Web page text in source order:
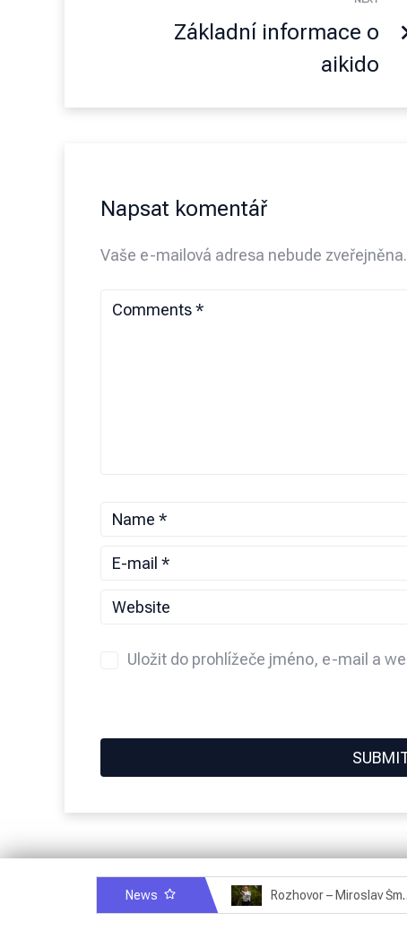
Základní informace o
aikido
Napsat komentář
Vaše e-mailová adresa nebude zveřejněna.
Uložit do prohlížeče jméno, e-mail a
News Rozhovor